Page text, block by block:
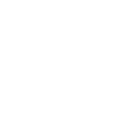
에 구성 요소를 배치할
록 및 두 번째 수준 관련 목록
에서 첫 번째 수준 관련 목록
련 목록은 수금 계획 항목입니
항 페이지에서 금융 계정에 연